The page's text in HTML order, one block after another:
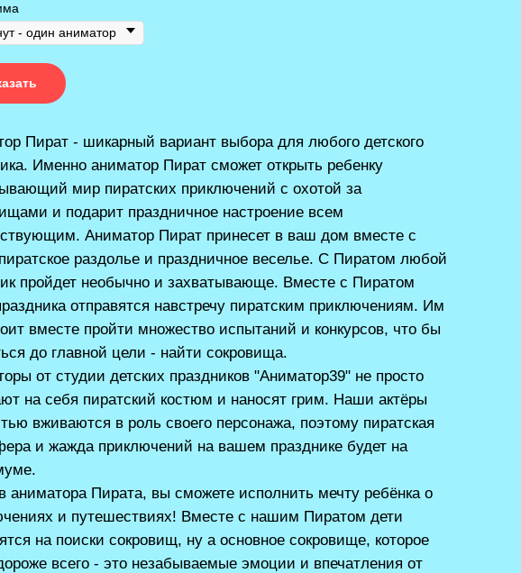
Пират - шикарный вариант выбора для любого детского
Именно аниматор Пират сможет открыть ребенку
мир пиратских приключений с охотой за
и подарит праздничное настроение всем
Аниматор Пират принесет в ваш дом вместе с
раздолье и праздничное веселье. С Пиратом любой
пройдет необычно и захватывающе. Вместе с Пиратом
отправятся навстречу пиратским приключениям. Им
вместе пройти множество испытаний и конкурсов, что бы
до главной цели - найти сокровища.
от студии детских праздников "Аниматор39" не просто
на себя пиратский костюм и наносят грим. Наши актёры
вживаются в роль своего персонажа, поэтому пиратская
и жажда приключений на вашем празднике будет на
аниматора Пирата, вы сможете исполнить мечту ребёнка о
и путешествиях! Вместе с нашим Пиратом дети
на поиски сокровищ, ну а основное сокровище, которое
всего - это незабываемые эмоции и впечатления от